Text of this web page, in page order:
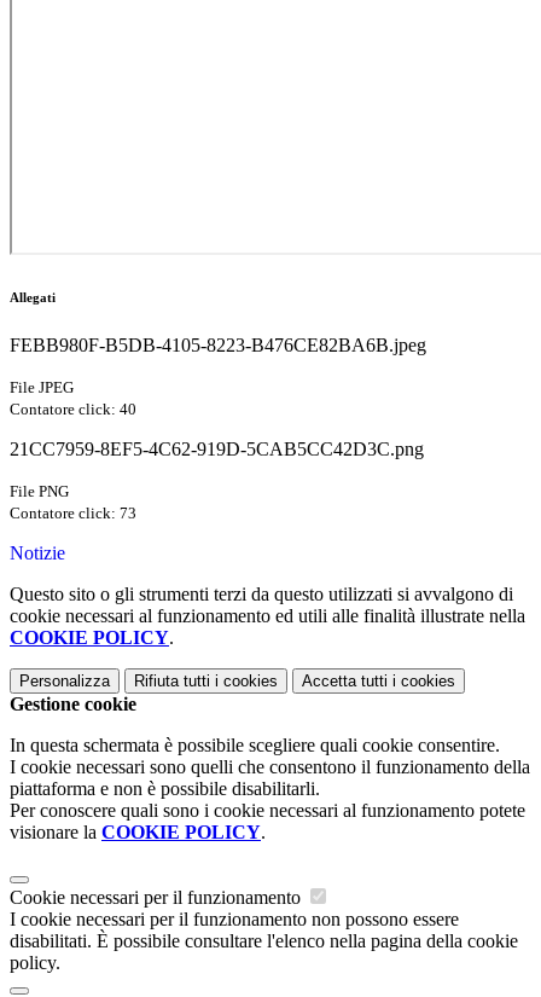
Allegati
FEBB980F-B5DB-4105-8223-B476CE82BA6B.jpeg
File JPEG
Contatore click: 40
21CC7959-8EF5-4C62-919D-5CAB5CC42D3C.png
File PNG
Contatore click: 73
Notizie
Questo sito o gli strumenti terzi da questo utilizzati si avvalgono di
cookie necessari al funzionamento ed utili alle finalità illustrate nella
COOKIE POLICY.
Personalizza Rifiuta tutti i cookies Accetta tutti i cookies
Gestione cookie
In questa schermata è possibile scegliere quali cookie consentire.
I cookie necessari sono quelli che consentono il funzionamento della
piattaforma e non è possibile disabilitarli.
Per conoscere quali sono i cookie necessari al funzionamento potete
visionare la COOKIE POLICY.
Cookie necessari per il funzionamento
I cookie necessari per il funzionamento non possono essere
disabilitati. È possibile consultare l'elenco nella pagina della cookie
policy.